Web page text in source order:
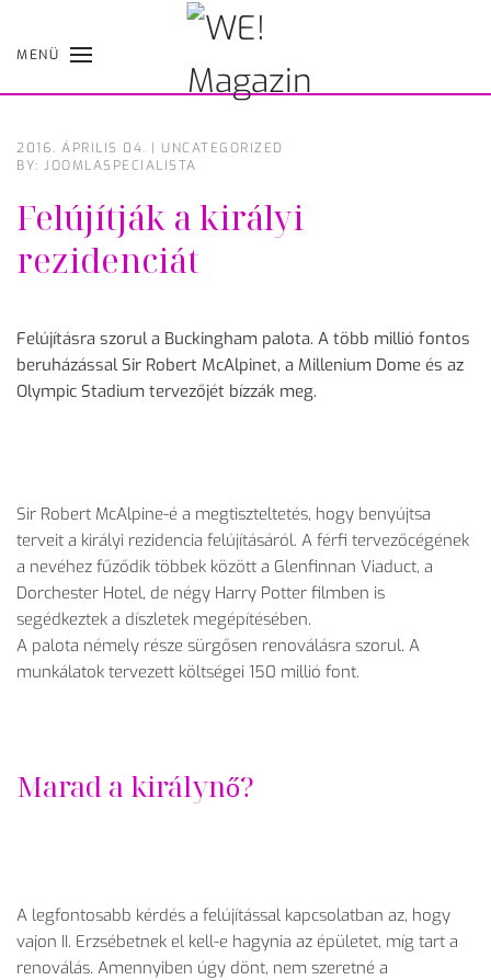
Skip
MENÜ
2016. ÁPRILIS 04. | UNCATEGORIZED
BY: JOOMLASPECIALISTA
Felújítják a királyi
rezidenciát
Felújításra szorul a Buckingham palota. A több millió fontos
beruházással Sir Robert McAlpinet, a Millenium Dome és az
Olympic Stadium tervezőjét bízzák meg.
Sir Robert McAlpine-é a megtiszteltetés, hogy benyújtsa
terveit a királyi rezidencia felújításáról. A férfi tervezőcégének
a nevéhez fűződik többek között a Glenfinnan Viaduct, a
Dorchester Hotel, de négy Harry Potter filmben is
segédkeztek a díszletek megépítésében.
A palota némely része sürgősen renoválásra szorul. A
munkálatok tervezett költségei 150 millió font.
Marad a királynő?
A legfontosabb kérdés a felújítással kapcsolatban az, hogy
vajon II. Erzsébetnek el kell-e hagynia az épületet, míg tart a
renoválás. Amennyiben úgy dönt, nem szeretné a